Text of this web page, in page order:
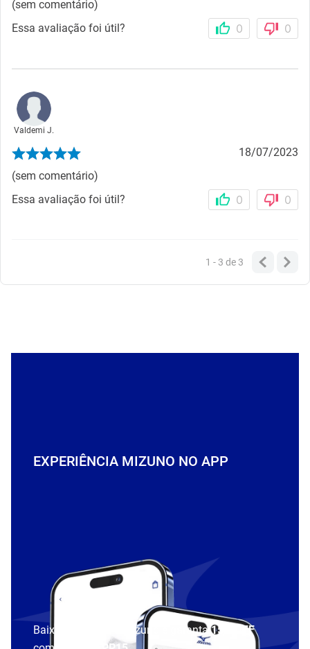
(sem comentário)
Essa avaliação foi útil?
0 0
Valdemi J.
18/07/2023
(sem comentário)
Essa avaliação foi útil?
0 0
1 - 3de 3
EXPERIÊNCIA MIZUNO NO APP
Baixe o aplicativo Mizuno e garanta15% OFF